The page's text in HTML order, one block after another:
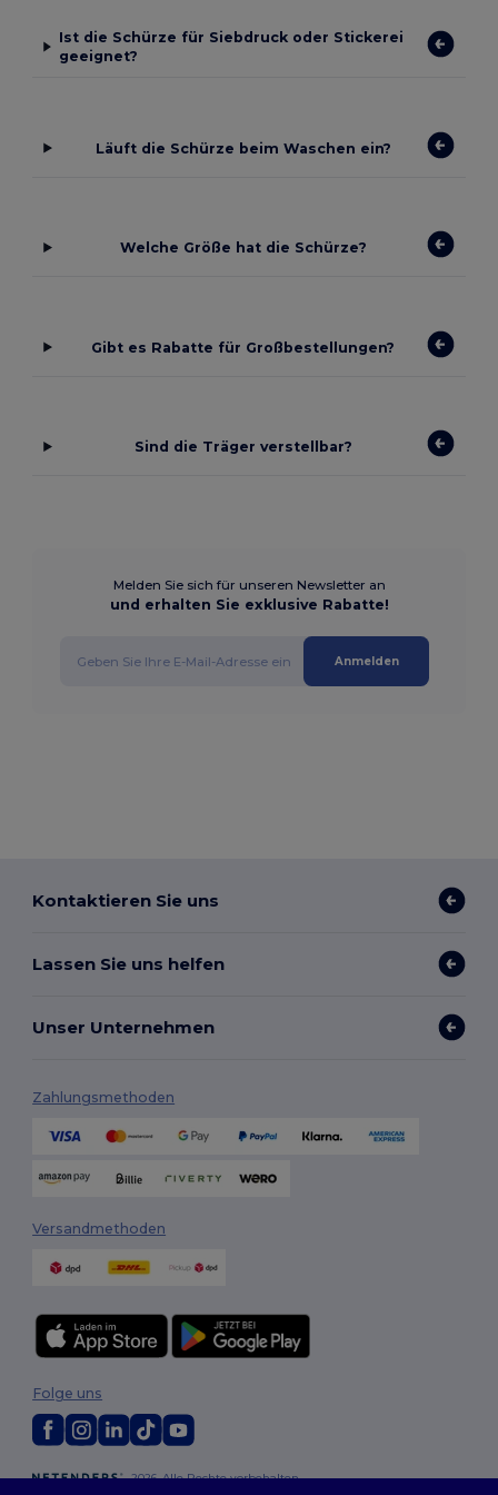
Ist die Schürze für Siebdruck oder Stickerei
geeignet?
Läuft die Schürze beim Waschen ein?
Welche Größe hat die Schürze?
Gibt es Rabatte für Großbestellungen?
Sind die Träger verstellbar?
Melden Sie sich für unseren Newsletter an
und erhalten Sie exklusive Rabatte!
Anmelden
Kontaktieren Sie uns
Lassen Sie uns helfen
Unser Unternehmen
Zahlungsmethoden
Versandmethoden
2026. Alle Rechte vorbehalten
Folge uns